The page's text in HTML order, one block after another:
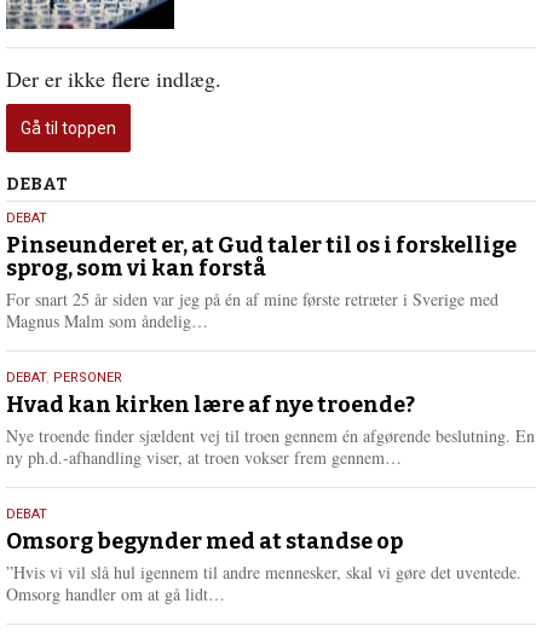
Der er ikke flere indlæg.
Gå til toppen
Debat
DEBAT
5.
august
2026
DEBAT
Pinseunderet er, at Gud taler til os i forskellige
sprog, som vi kan forstå
For snart 25 år siden var jeg på én af mine første retræter i Sverige med
Magnus Malm som åndelig…
e
r
e
25.
juli
2026
DEBAT, PERSONER
Hvad kan kirken lære af nye troende?
Nye troende finder sjældent vej til troen gennem én afgørende beslutning. En
ny ph.d.-afhandling viser, at troen vokser frem gennem…
e
r
e
9.
juli
2026
DEBAT
Omsorg begynder med at standse op
”Hvis vi vil slå hul igennem til andre mennesker, skal vi gøre det uventede.
Omsorg handler om at gå lidt…